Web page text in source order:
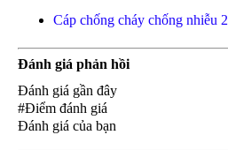
Cáp chống cháy chống nhiễu
Đánh giá phản hồi
Đánh giá gần đây
#Điểm đánh giá
Đánh giá của bạn